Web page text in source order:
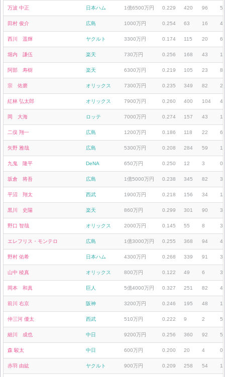
万波 中正 日本ハム 1億6500万円 0.229 420 96
田村 俊介 広島 1000万円 0.254 63 16 4
西川 遥輝 ヤクルト 3300万円 0.174 115 20 6
堀内 謙伍 楽天 730万円 0.256 168 43
阿部 寿樹 楽天 6300万円 0.219 105 23 8
宗 佑磨 オリックス 7300万円 0.235 349 82
紅林 弘太郎 オリックス 7900万円 0.260 400 104
岡 大海 ロッテ 7000万円 0.274 157 43
二俣 翔一 広島 1200万円 0.186 118 22 6
矢野 雅哉 広島 5300万円 0.208 284 59
九鬼 隆平 DeNA 650万円 0.250 12 3 0
坂倉 将吾 広島 1億5000万円 0.238 345 82
平沼 翔太 西武 1900万円 0.218 156 34 11
黒川 史陽 楽天 860万円 0.299 301 90
野口 智哉 オリックス 2000万円 0.145 55 8 3
エレフリス・モンテロ 広島 1億3000万円 0.255 368 94
野村 佑希 日本ハム 4300万円 0.268 339 91
山中 稜真 オリックス 800万円 0.122 49 6 3
岡本 和真 巨人 5億4000万円 0.327 251 82
前川 右京 阪神 3200万円 0.246 195 48
仲三河 優太 西武 510万円 0.222 9 2 5
細川 成也 中日 9200万円 0.256 360 92
森 駿太 中日 600万円 0.200 20 4 0
赤羽 由紘 ヤクルト 900万円 0.209 258 54